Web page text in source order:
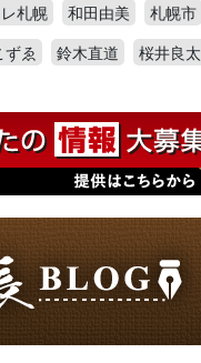
札幌
和田由美 札幌市
ずゑ 鈴木直道 桜井良太